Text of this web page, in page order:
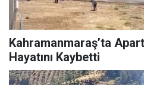
Kahramanmaraş’ta
Hayatını Kaybetti